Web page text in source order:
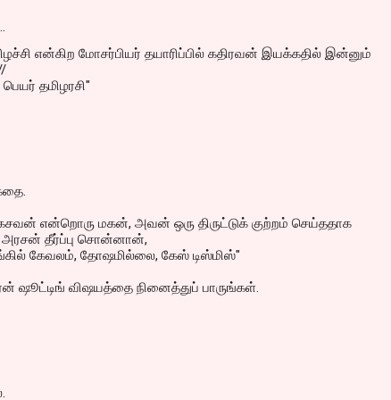
என்கிற மோசர்பியர் தயாரிப்பில் கதிரவன் இயக்கதில் இன்னும்
தமிழர‌சி"
என்றொரு மகன், அவன் ஒரு திருட்டுக் குற்றம் செய்ததாக
அரசன் தீர்ப்பு சொன்னான்,
கேவலம், தோஷமில்லை, கேஸ் டிஸ்மிஸ்"
ஷூட்டிங் விஷயத்தை நினைத்துப் பாருங்கள்.